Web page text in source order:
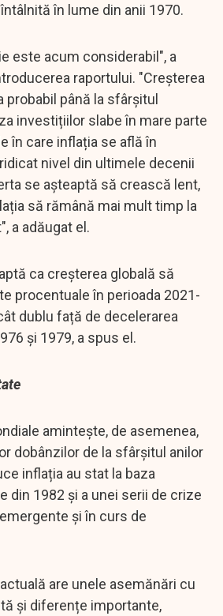
în lume din anii 1970.
este acum considerabil", a
raportului. "Creșterea
probabil până la sfârșitul
investițiilor slabe în mare parte
în care inflația se află în
nivel din ultimele decenii
se așteaptă să crească lent,
să rămână mai mult timp la
a adăugat el.
ca creșterea globală să
procentuale în perioada 2021-
dublu față de decelerarea
și 1979, a spus el.
amintește, de asemenea,
dobânzilor de la sfârșitul anilor
inflația au stat la baza
din 1982 și a unei serii de crize
și în curs de
are unele asemănări cu
și diferențe importante,